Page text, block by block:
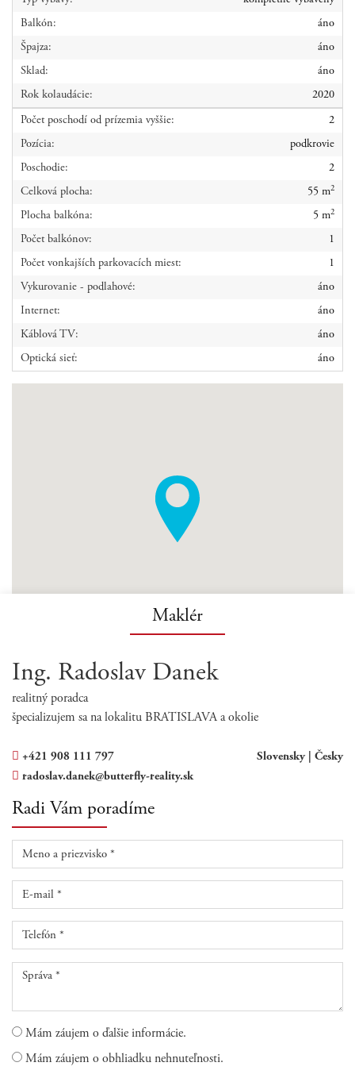
Balkón: áno
Špajza: áno
Sklad: áno
Rok kolaudácie: 2020
Počet poschodí od prízemia vyššie: 2
Pozícia: podkrovie
Poschodie: 2
Celková plocha: 55 m2
Plocha balkóna: 5 m2
Počet balkónov: 1
Počet vonkajších parkovacích miest: 1
Vykurovanie - podlahové: áno
Internet: áno
Káblová TV: áno
Optická sieť: áno
Maklér
Ing. Radoslav Danek
realitný poradca
špecializujem sa na lokalitu BRATISLAVA a okolie
+421 908 111 797
radoslav.danek@butterfly-reality.sk
Slovensky | Česky
Radi Vám poradíme
Mám záujem o ďalšie informácie.
Mám záujem o obhliadku nehnuteľnosti.